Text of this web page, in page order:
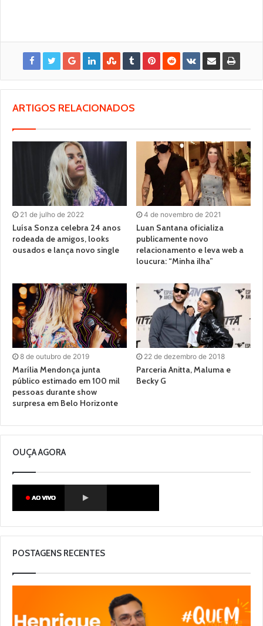
ARTIGOS RELACIONADOS
21 de julho de 2022
Luísa Sonza celebra 24 anos
rodeada de amigos, looks
ousados e lança novo single
4 de novembro de 2021
Luan Santana oficializa
publicamente novo
relacionamento e leva web a
loucura: “Minha ilha”
8 de outubro de 2019
Marília Mendonça junta
público estimado em 100 mil
pessoas durante show
surpresa em Belo Horizonte
22 de dezembro de 2018
Parceria Anitta, Maluma e
Becky G
OUÇA AGORA
POSTAGENS RECENTES